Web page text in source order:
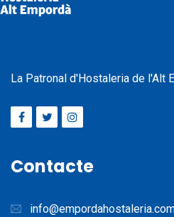
La Patronal d'Hostaleria de l'Alt
Contacte